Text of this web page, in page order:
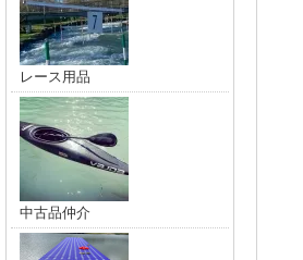
レース用品
中古品仲介